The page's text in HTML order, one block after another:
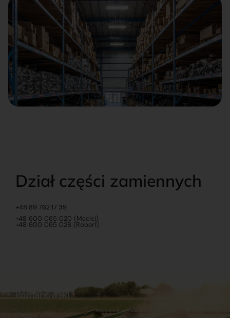
Dział części zamiennych
+48 89 762 17 39
+48 600 065 020 (Maciej)
+48 600 065 028 (Robert)
Romanowski
Praca